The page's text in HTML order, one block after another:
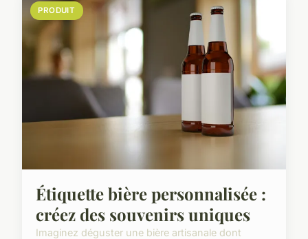
PRODUIT
Étiquette bière personnalisée :
créez des souvenirs uniques
Imaginez déguster une bière artisanale dont